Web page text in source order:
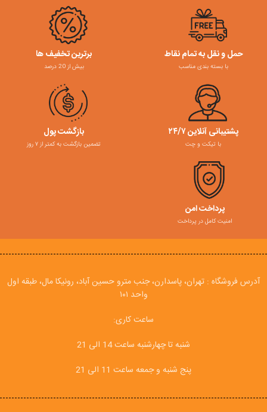
حمل و نقل به تمام نقاط
با بسته بندی مناسب
برترین تخفیف ها
بیش از 20 درصد
پشتیبانی آنلاین ۲۴/۷
با تیکت و چت
بازگشت پول
تضمین بازگشت به کمتر از ۷ روز
پرداخت امن
امنیت کامل در پرداخت
آدرس فروشگاه : تهران، پاسدارن، جنب مترو حسین آباد، رونیکا مال، طبقه اول
واحد ۱۰۱
ساعت کاری:
شنبه تا چهارشنبه ساعت 14 الی 21
پنج شنبه و جمعه ساعت 11 الی 21